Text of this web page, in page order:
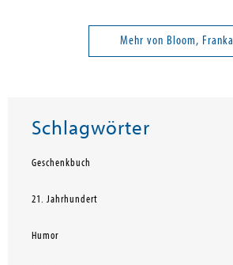
Mehr von Bloom, Franka
Schlagwörter
Geschenkbuch
21. Jahrhundert
Humor